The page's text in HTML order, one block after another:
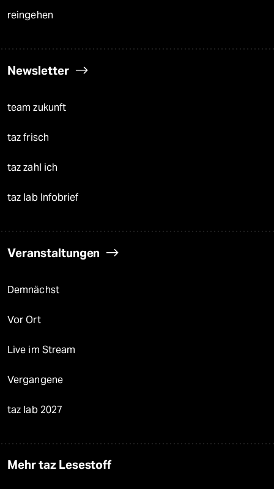
reingehen
Newsletter
team zukunft
taz frisch
taz zahl ich
taz lab Infobrief
Veranstaltungen
Demnächst
Vor Ort
Live im Stream
Vergangene
taz lab 2027
Mehr taz Lesestoff